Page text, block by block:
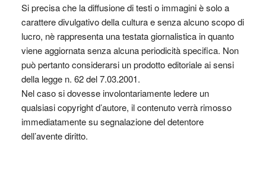
Si precisa che la diffusione di testi o immagini è solo a
carattere divulgativo della cultura e senza alcuno scopo di
lucro, nè rappresenta una testata giornalistica in quanto
viene aggiornata senza alcuna periodicità specifica. Non
può pertanto considerarsi un prodotto editoriale ai sensi
della legge n. 62 del 7.03.2001.
Nel caso si dovesse involontariamente ledere un
qualsiasi copyright d’autore, il contenuto verrà rimosso
immediatamente su segnalazione del detentore
dell’avente diritto.